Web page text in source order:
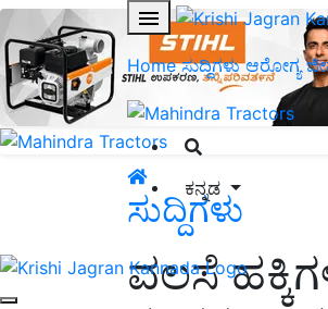
Home ಸುದ್ದಿಗಳು ಆರೋಗ್ಯ
ಕನ್ನಡ
ಸುದ್ದಿಗಳು
ವಲಸೆ